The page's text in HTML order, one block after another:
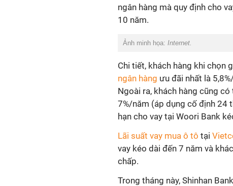
ngân hàng mà quy định cho
10 năm.
Ảnh minh họa: Internet.
Chi tiết, khách hàng khi chọn
ngân hàng ưu đãi nhất là
Ngoài ra, khách hàng cũng
7%/năm (áp dụng cố định 24
hạn cho vay tại Woori Bank
Lãi suất vay mua ô tô tại
vay kéo dài đến 7 năm và
chấp.
Trong tháng này, Shinhan